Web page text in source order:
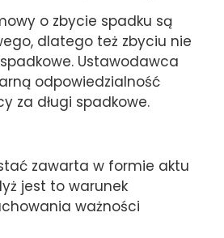
o zbycie spadku są
dlatego też zbyciu nie
Ustawodawca
odpowiedzialność
za długi spadkowe.
zawarta w formie aktu
jest to warunek
ważności